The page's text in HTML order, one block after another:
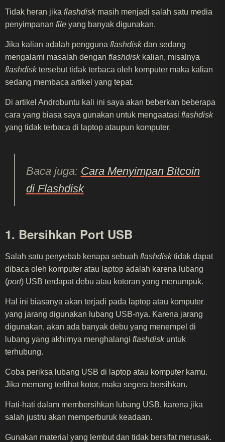
Tidak heran jika flashdiskmasih menjadi salah satu media
penyimpanan file yang banyak digunakan.
Jika kalian adalah pengguna flashdiskdan sedang
mengalami masalah dengan flashdiskkalian, misalnya
flashdisktersebut tidak terbaca oleh komputer maka kalian
sedang membaca artikel yang tepat.
Di artikel Androbuntu kali ini saya akan beberkan beberapa
cara yang biasa saya gunakan untuk mengaatasi flashdisk
yang tidak terbaca di laptop ataupun komputer.
Baca juga: Cara Menyimpan Bitcoin
di Flashdisk
1. Bersihkan Port USB
Salah satu penyebab kenapa sebuah flashdisktidak dapat
dibaca oleh komputer atau laptop adalah karena lubang
(port) USB terdapat debu atau kotoran yang menumpuk.
Hal ini biasanya akan terjadi pada laptop atau komputer
yang jarang digunakan lubang USB-nya. Karena jarang
digunakan, akan ada banyak debu yang menempel di
lubang yang akhirnya menghalangi flashdiskuntuk
terhubung.
Coba periksa lubang USB di laptop atau komputer kamu.
Jika memang terlihat kotor, maka segera bersihkan.
Hati-hati dalam membersihkan lubang USB, karena jika
salah justru akan memperburuk keadaan.
Gunakan material yang lembut dan tidak bersifat merusak.